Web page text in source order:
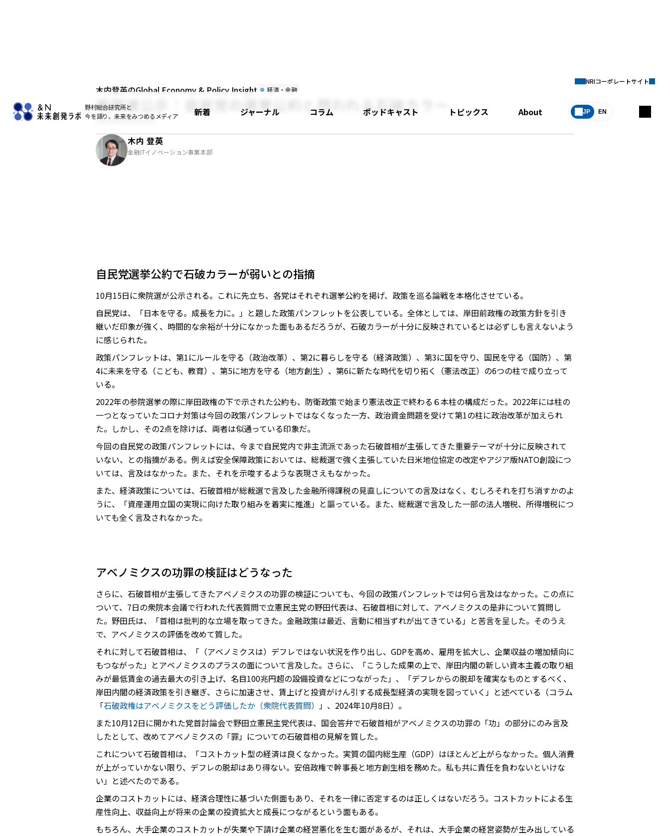
野村総合研究所と
今を語り、未来をみつめるメディア
新着 ジャーナル コラム ポッドキャスト トピックス About JP EN
NRIコーポレートサイト
木内登英のGlobal Economy & Policy Insight 経済・金融
衆院選公示：自民党の選挙公約と問われる石破カラー
2024年10月15日
木内 登英
金融ITイノベーション事業本部
自民党選挙公約で石破カラーが弱いとの指摘
10月15日に衆院選が公示される。これに先立ち、各党はそれぞれ選挙公約を掲げ、政策を巡る論戦を本格化させている。
自民党は、「日本を守る。成長を力に。」と題した政策パンフレットを公表している。全体としては、岸田前政権の政策方針を引き
継いだ印象が強く、時間的な余裕が十分になかった面もあるだろうが、石破カラーが十分に反映されているとは必ずしも言えないよう
に感じられた。
政策パンフレットは、第1にルールを守る（政治改革）、第2に暮らしを守る（経済政策）、第3に国を守り、国民を守る（国防）、第
4に未来を守る（こども、教育）、第5に地方を守る（地方創生）、第6に新たな時代を切り拓く（憲法改正）の6つの柱で成り立って
いる。
2022年の参院選挙の際に岸田政権の下で示された公約も、防衛政策で始まり憲法改正で終わる６本柱の構成だった。2022年には柱の
一つとなっていたコロナ対策は今回の政策パンフレットではなくなった一方、政治資金問題を受けて第1の柱に政治改革が加えられ
た。しかし、その2点を除けば、両者は似通っている印象だ。
今回の自民党の政策パンフレットには、今まで自民党内で非主流派であった石破首相が主張してきた重要テーマが十分に反映されて
いない、との指摘がある。例えば安全保障政策においては、総裁選で強く主張していた日米地位協定の改定やアジア版NATO創設につ
いては、言及はなかった。また、それを示唆するような表現さえもなかった。
また、経済政策については、石破首相が総裁選で言及した金融所得課税の見直しについての言及はなく、むしろそれを打ち消すかのよ
うに、「資産運用立国の実現に向けた取り組みを着実に推進」と謳っている。また、総裁選で言及した一部の法人増税、所得増税につ
いても全く言及されなかった。
アベノミクスの功罪の検証はどうなった
さらに、石破首相が主張してきたアベノミクスの功罪の検証についても、今回の政策パンフレットでは何ら言及はなかった。この点に
ついて、7日の衆院本会議で行われた代表質問で立憲民主党の野田代表は、石破首相に対して、アベノミクスの是非について質問し
た。野田氏は、「首相は批判的な立場を取ってきた。金融政策は最近、言動に相当ずれが出てきている」と苦言を呈した。そのうえ
で、アベノミクスの評価を改めて質した。
それに対して石破首相は、「（アベノミクスは）デフレではない状況を作り出し、GDPを高め、雇用を拡大し、企業収益の増加傾向に
もつながった」とアベノミクスのプラスの面について言及した。さらに、「こうした成果の上で、岸田内閣の新しい資本主義の取り組
みが最低賃金の過去最大の引き上げ、名目100兆円超の設備投資などにつながった」、「デフレからの脱却を確実なものとするべく、
岸田内閣の経済政策を引き継ぎ、さらに加速させ、賃上げと投資がけん引する成長型経済の実現を図っていく」と述べている（コラム
「石破政権はアベノミクスをどう評価したか（衆院代表質問） 」、2024年10月8日）。
また10月12日に開かれた党首討論会で野田立憲民主党代表は、国会答弁で石破首相がアベノミクスの功罪の「功」の部分にのみ言及
したとして、改めてアベノミクスの「罪」についての石破首相の見解を質した。
これについて石破首相は、「コストカット型の経済は良くなかった。実質の国内総生産（GDP）はほとんど上がらなかった。個人消費
が上がっていかない限り、デフレの脱却はあり得ない。安倍政権で幹事長と地方創生相を務めた。私も共に責任を負わないといけな
い」と述べたのである。
企業のコストカットには、経済合理性に基づいた側面もあり、それを一律に否定するのは正しくはないだろう。コストカットによる生
産性向上、収益向上が将来の企業の投資拡大と成長につながるという面もある。
もちろん、大手企業のコストカットが失業や下請け企業の経営悪化を生む面があるが、それは、大手企業の経営姿勢が生み出している